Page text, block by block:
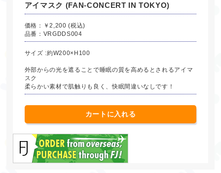
アイマスク (FAN-CONCERT IN TOKYO)
価格：￥2,200 (税込)
品番：VRGDDS004
サイズ :約W200×H100
外部からの光を遮ることで睡眠の質を高めるとされるアイマ
スク
柔らかい素材で肌触りも良く、快眠間違いなしです！
カートに入れる